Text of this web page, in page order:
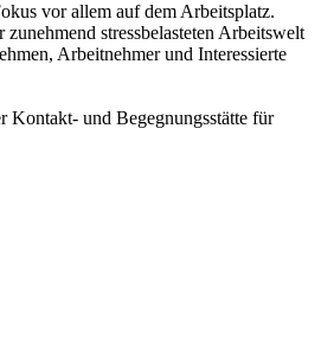
vor allem auf dem Arbeitsplatz.
stressbelasteten Arbeitswelt
Arbeitnehmer und Interessierte
Kontakt- und Begegnungsstätte für